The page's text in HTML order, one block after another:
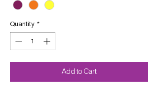
Quantity *
Add to Cart